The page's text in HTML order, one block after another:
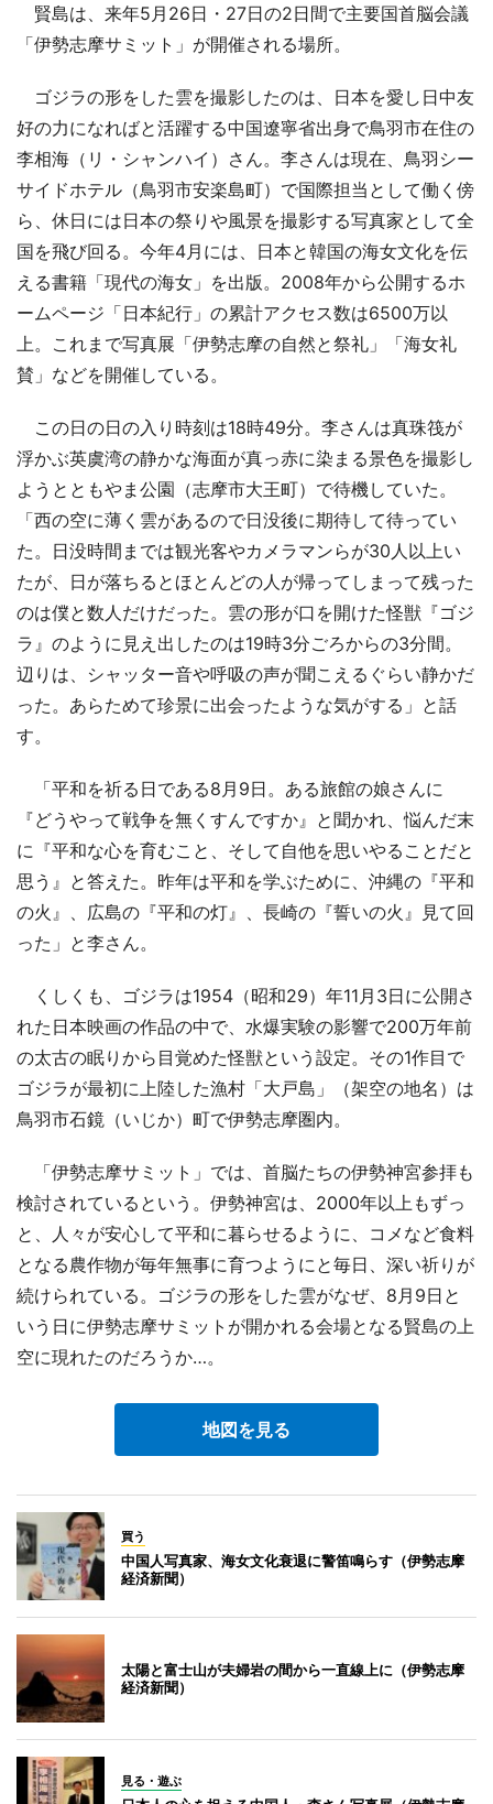
賢島は、来年5月26日・27日の2日間で主要国首脳会議
「伊勢志摩サミット」が開催される場所。
ゴジラの形をした雲を撮影したのは、日本を愛し日中友
好の力になればと活躍する中国遼寧省出身で鳥羽市在住の
李相海（リ・シャンハイ）さん。李さんは現在、鳥羽シー
サイドホテル（鳥羽市安楽島町）で国際担当として働く傍
ら、休日には日本の祭りや風景を撮影する写真家として全
国を飛び回る。今年4月には、日本と韓国の海女文化を伝
える書籍「現代の海女」を出版。2008年から公開するホ
ームページ「日本紀行」の累計アクセス数は6500万以
上。これまで写真展「伊勢志摩の自然と祭礼」「海女礼
賛」などを開催している。
この日の日の入り時刻は18時49分。李さんは真珠筏が
浮かぶ英虞湾の静かな海面が真っ赤に染まる景色を撮影し
ようとともやま公園（志摩市大王町）で待機していた。
「西の空に薄く雲があるので日没後に期待して待ってい
た。日没時間までは観光客やカメラマンらが30人以上い
たが、日が落ちるとほとんどの人が帰ってしまって残った
のは僕と数人だけだった。雲の形が口を開けた怪獣『ゴジ
ラ』のように見え出したのは19時3分ごろからの3分間。
辺りは、シャッター音や呼吸の声が聞こえるぐらい静かだ
った。あらためて珍景に出会ったような気がする」と話
す。
「平和を祈る日である8月9日。ある旅館の娘さんに
『どうやって戦争を無くすんですか』と聞かれ、悩んだ末
に『平和な心を育むこと、そして自他を思いやることだと
思う』と答えた。昨年は平和を学ぶために、沖縄の『平和
の火』、広島の『平和の灯』、長崎の『誓いの火』見て回
った」と李さん。
くしくも、ゴジラは1954（昭和29）年11月3日に公開さ
れた日本映画の作品の中で、水爆実験の影響で200万年前
の太古の眠りから目覚めた怪獣という設定。その1作目で
ゴジラが最初に上陸した漁村「大戸島」（架空の地名）は
鳥羽市石鏡（いじか）町で伊勢志摩圏内。
「伊勢志摩サミット」では、首脳たちの伊勢神宮参拝も
検討されているという。伊勢神宮は、2000年以上もずっ
と、人々が安心して平和に暮らせるように、コメなど食料
となる農作物が毎年無事に育つようにと毎日、深い祈りが
続けられている。ゴジラの形をした雲がなぜ、8月9日と
いう日に伊勢志摩サミットが開かれる会場となる賢島の上
空に現れたのだろうか…。
地図を見る
買う
中国人写真家、海女文化衰退に警笛鳴らす（伊勢志摩
経済新聞）
太陽と富士山が夫婦岩の間から一直線上に（伊勢志摩
経済新聞）
見る・遊ぶ